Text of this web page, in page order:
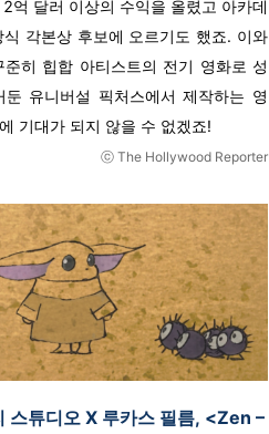
2억 달러 이상의 수익을 올렸고 아카데
식 각본상 후보에 오르기도 했죠. 이와
준히 힙합 아티스트의 전기 영화로 성
둔 유니버설 픽처스에서 제작하는 영
기대가 되지 않을 수 없겠죠!
ⓒ The Hollywood Reporter
스튜디오 X 루카스 필름, <Zen –